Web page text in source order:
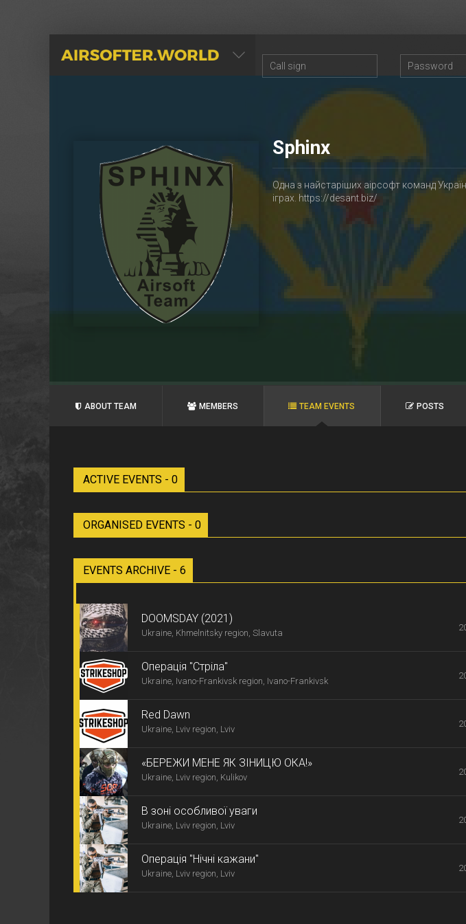
AIRSOFTER.WORLD
Sphinx
Одна з найстаріших аірсофт команд
іграх. https://desant.biz/
ABOUT TEAM MEMBERS TEAM EVENTS POSTS
ACTIVE EVENTS - 0
ORGANISED EVENTS - 0
EVENTS ARCHIVE - 6
DOOMSDAY (2021)
Ukraine, Khmelnitsky region, Slavuta
Операція "Стріла"
Ukraine, Ivano-Frankivsk region, Ivano-Frankivsk
Red Dawn
Ukraine, Lviv region, Lviv
«БЕРЕЖИ МЕНЕ ЯК ЗІНИЦЮ ОКА!»
Ukraine, Lviv region, Kulikov
В зоні особливої уваги
Ukraine, Lviv region, Lviv
Операція ''Нічні кажани''
Ukraine, Lviv region, Lviv